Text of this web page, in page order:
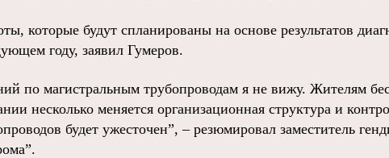
которые будут спланированы на основе результатов
году, заявил Гумеров.
по магистральным трубопроводам я не вижу. Жителям
несколько меняется организационная структура и
будет ужесточен”, – резюмировал заместитель